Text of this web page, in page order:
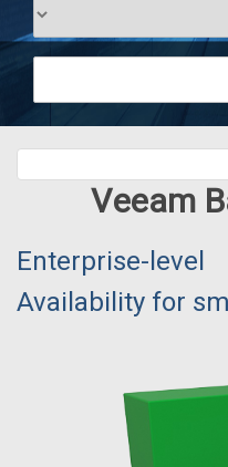
Veeam
Enterprise-
Availability for